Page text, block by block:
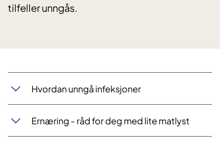
tilfeller unngås.
Hvordan unngå infeksjoner
Ernæring - råd for deg med lite matlyst